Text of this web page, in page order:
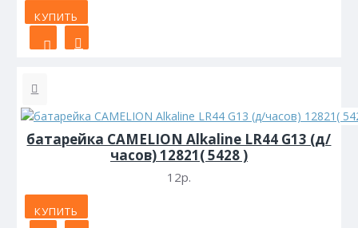
КУПИТЬ
батарейка CAMELION Alkaline LR44 G13 (д/
часов) 12821( 5428 )
12р.
КУПИТЬ